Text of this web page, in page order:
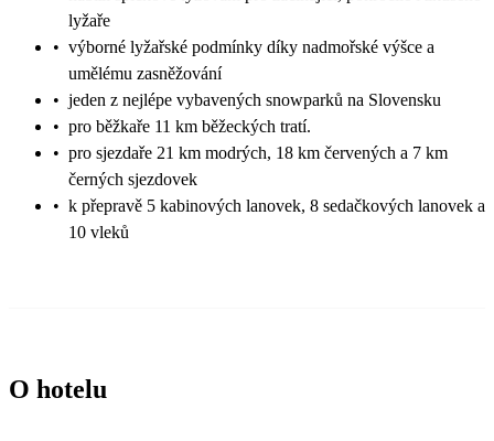
lyžaře
• výborné lyžařské podmínky díky nadmořské výšce a
umělému zasněžování
• jeden z nejlépe vybavených snowparků na Slovensku
• pro běžkaře 11 km běžeckých tratí.
• pro sjezdaře 21 km modrých, 18 km červených a 7 km
černých sjezdovek
• k přepravě 5 kabinových lanovek, 8 sedačkových lanovek a
10 vleků
O hotelu